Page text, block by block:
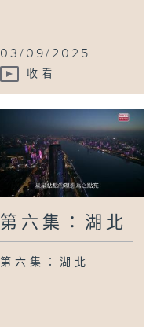
03/09/2025
收看
第六集：湖北
第六集：湖北